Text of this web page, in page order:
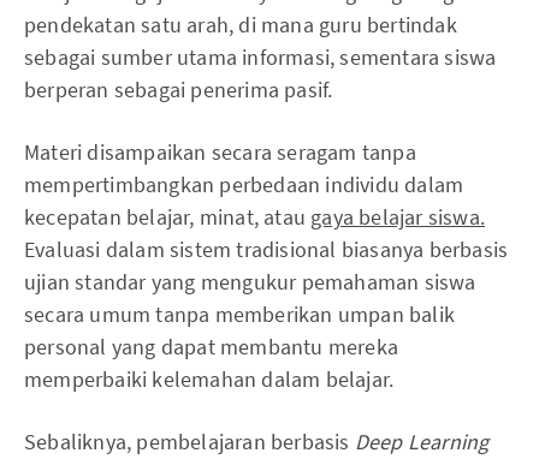
pendekatan satu arah, di mana guru bertindak
sebagai sumber utama informasi, sementara siswa
berperan sebagai penerima pasif.
Materi disampaikan secara seragam tanpa
mempertimbangkan perbedaan individu dalam
kecepatan belajar, minat, atau gaya belajar siswa.
Evaluasi dalam sistem tradisional biasanya berbasis
ujian standar yang mengukur pemahaman siswa
secara umum tanpa memberikan umpan balik
personal yang dapat membantu mereka
memperbaiki kelemahan dalam belajar.
Sebaliknya, pembelajaran berbasis Deep Learning